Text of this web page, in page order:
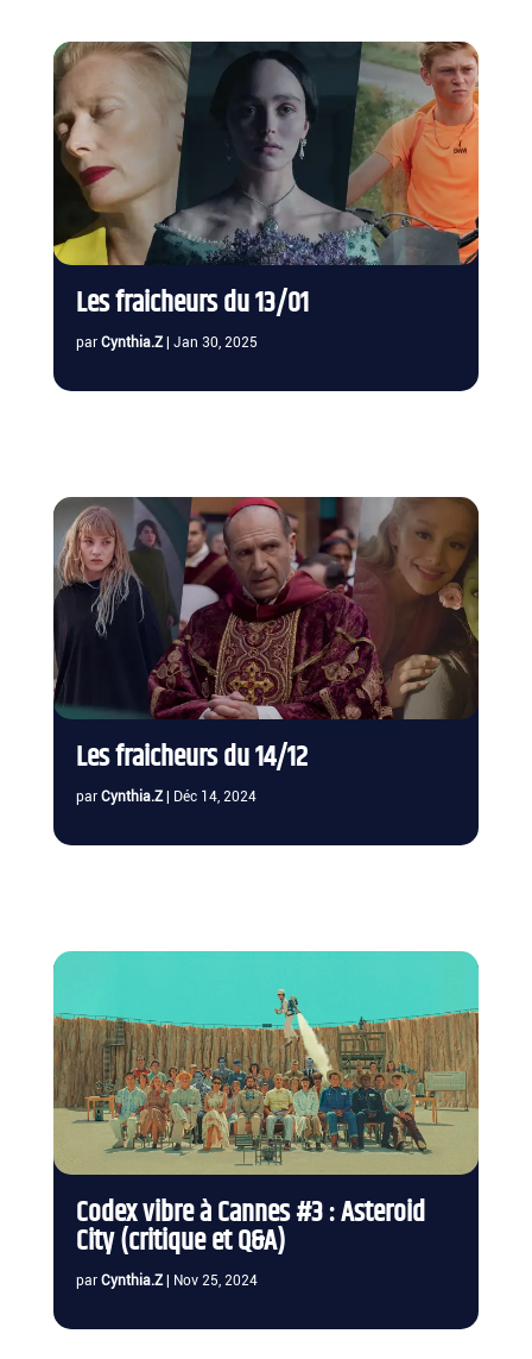
Les fraicheurs du 13/01
par Cynthia.Z| Jan 30, 2025
Les fraicheurs du 14/12
par Cynthia.Z| Déc 14, 2024
Codex vibre à Cannes #3 : Asteroid
City (critique et Q&A)
par Cynthia.Z| Nov 25, 2024